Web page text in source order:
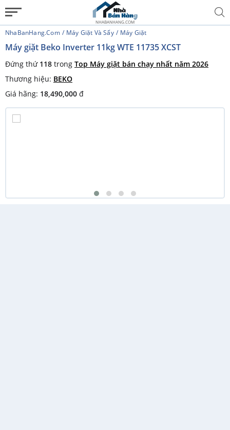
NHABANHANG.COM
NhaBanHang.com Máy Giặt Và Sấy Máy Giặt
Máy giặt Beko Inverter 11kg WTE 11735 XCST
Đứng thứ 118 trong Top Máy giặt bán chạy nhất năm 2026
Thương hiệu: BEKO
Giá hãng: 18,490,000 đ